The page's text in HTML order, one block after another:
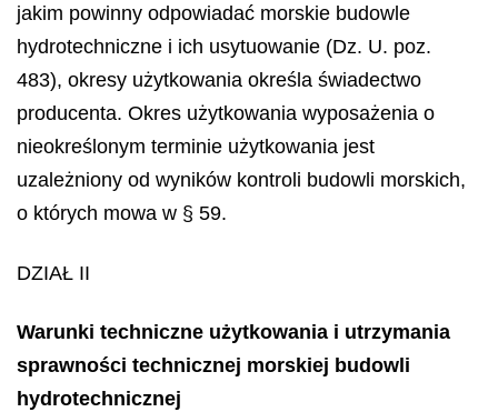
jakim powinny odpowiadać morskie budowle
hydrotechniczne i ich usytuowanie (Dz. U. poz.
483), okresy użytkowania określa świadectwo
producenta. Okres użytkowania wyposażenia o
nieokreślonym terminie użytkowania jest
uzależniony od wyników kontroli budowli morskich,
o których mowa w § 59.
DZIAŁ II
Warunki techniczne użytkowania i utrzymania
sprawności technicznej morskiej budowli
hydrotechnicznej